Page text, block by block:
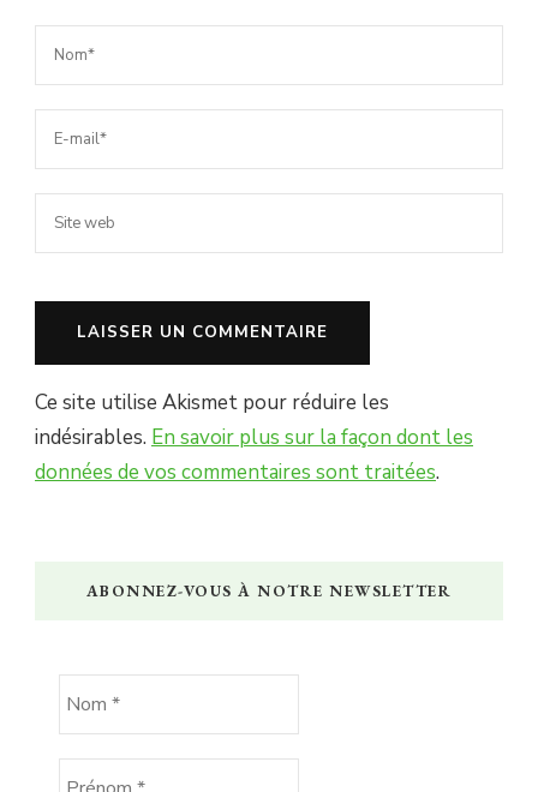
Ce site utilise Akismet pour réduire les
indésirables. En savoir plus sur la façon dont les
données de vos commentaires sont traitées.
ABONNEZ-VOUS À NOTRE NEWSLETTER